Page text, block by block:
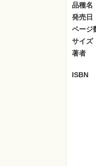
品種名
発売日
ページ
サイズ
著者
ISBN